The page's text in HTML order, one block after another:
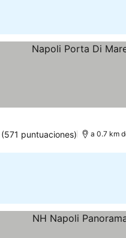
(571 puntuaciones) a 0.7 km